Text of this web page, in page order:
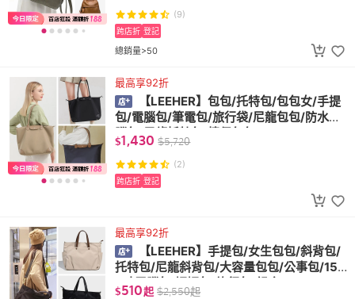
(9)
總銷量>50
跨店折 登記
最高享92折
【LEEHER】包包/托特包/包包女/手提
包/電腦包/筆電包/旅行袋/尼龍包包/防水電
腦包/尼龍托特包/情侶包包
$1,430 $5,720
(2)
跨店折 登記
最高享92折
【LEEHER】手提包/女生包包/斜背包/
托特包/尼龍斜背包/大容量包包/公事包/15.
6寸電腦包/媽媽包/旅行包/組合
$510起 $2,550起